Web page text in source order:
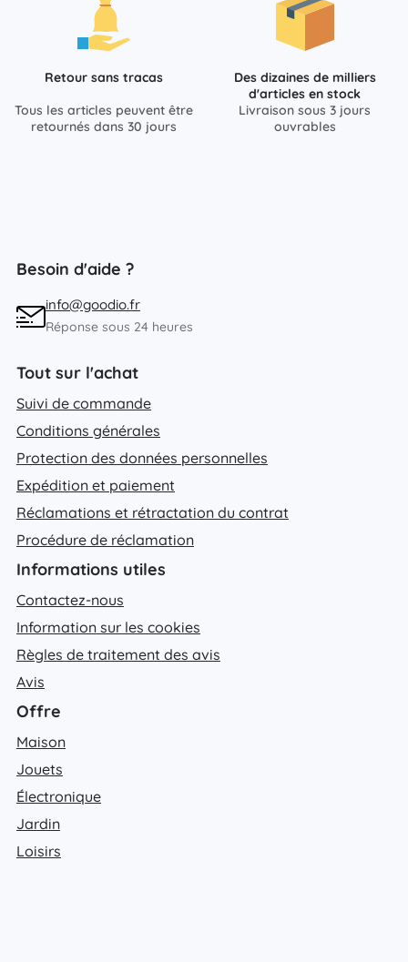
Retour sans tracas
Tous les articles peuvent être
retournés dans 30 jours
Des dizaines de milliers
d'articles en stock
Livraison sous 3 jours
ouvrables
Besoin d'aide ?
info@goodio.fr
Réponse sous 24 heures
Tout sur l'achat
Suivi de commande
Conditions générales
Protection des données personnelles
Expédition et paiement
Réclamations et rétractation du contrat
Procédure de réclamation
Informations utiles
Contactez-nous
Information sur les cookies
Règles de traitement des avis
Avis
Offre
Maison
Jouets
Électronique
Jardin
Loisirs